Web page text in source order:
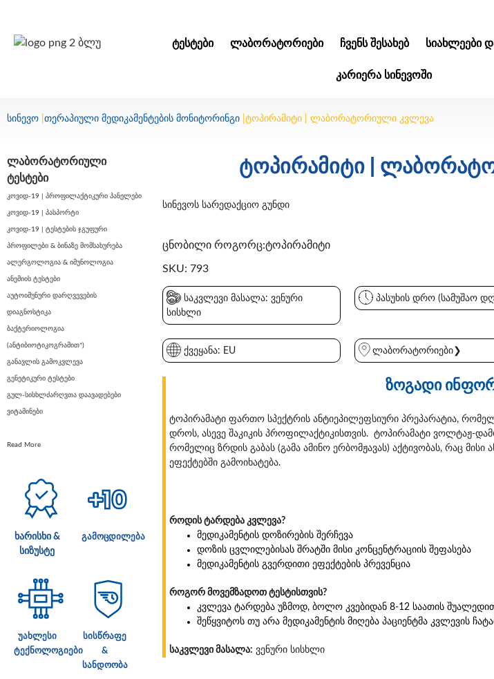
ᲢᲔᲡᲢᲔᲑᲘ ᲚᲐᲑᲝᲠᲐᲢᲝᲠᲘᲔᲑᲘ ᲩᲕᲔᲜᲡ ᲨᲔᲡᲐᲮᲔᲑ ᲡᲘᲐᲮᲚᲔᲔᲑᲘ
ᲙᲐᲠᲘᲔᲠᲐ ᲡᲘᲜᲔᲕᲝᲨᲘ
სინევო თერაპიული მედიკამენტების მონიტორინგი ტოპირამიტი | ლაბორატორიული კვლევა
ლაბორატორიული
ტესტები
კოვიდ-19 | პროფილაქტიკური პანელები
კოვიდ-19 | პასპორტი
კოვიდ-19 | ტესტების ჯგუფური
პროფილები & ბინაზე მომსახურება
ალერგოლოგია & იმუნოლოგია
ანემიის ტესტები
აუტოიმუნური დარღვევების
დიაგნოსტიკა
ბაქტერიოლოგია
(ანტიბიოტიკოგრამით*)
განავლის გამოკვლევა
გენეტიკური ტესტები
გულ-სისხლძარღვთა დაავადებები
ვიტამინები
Read More
ხარისხი &
სიზუსტე
გამოცდილება
უახლესი
ტექნოლოგიები
სისწრაფე
&
სანდოობა
ტოპირამიტი |
სინევოს სარედაქციო გუნდი
ცნობილი როგორც:ტოპირამიტი
SKU: 793
საკვლევი მასალა: ვენური
სისხლი
პასუხის დრო (სამუშაო
ქვეყანა: EU ლაბორატორიები❯
ზოგადი
ტოპირამატი ფართო სპექტრის ანტიეპილეფსიური პრეპარატია,
დროს, ასევე შაკიკის პროფილაქტიკისთვის. ტოპირამატი ვოლტაჟ-
რომელიც ზრდის გაბას (გამა ამინო ერბომჟავას) აქტივობას, რაც მისი
ეფექტებში გამოიხატება.
როდის ტარდება კვლევა?
მედიკამენტის დოზირების შერჩევა
დოზის ცვლილებისას შრატში მისი კონცენტრაციის შეფასება
მედიკამენტის გვერდითი ეფექტების პრევენცია
როგორ მოვემზადოთ ტესტისთვის?
კვლევა ტარდება უზმოდ, ბოლო კვებიდან 8-12 საათის
შეწყვიტოს თუ არა მედიკამენტის მიღება პაციენტმა კვლევის
საკვლევი მასალა: ვენური სისხლი